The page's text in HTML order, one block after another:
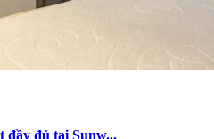
đầy đủ tại Sunw...